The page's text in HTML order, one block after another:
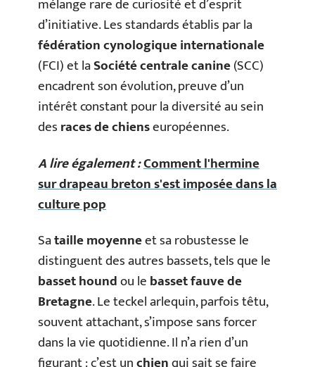
mélange rare de curiosité et d’esprit
d’initiative. Les standards établis par la
fédération cynologique internationale
(FCI) et laSociété centrale canine(SCC)
encadrent son évolution, preuve d’un
intérêt constant pour la diversité au sein
desraces de chienseuropéennes.
A lire également :Comment l'hermine
sur drapeau breton s'est imposée dans la
culture pop
Sataille moyenneet sa robustesse le
distinguent des autres bassets, tels que le
basset houndou lebasset fauve de
Bretagne. Le teckel arlequin, parfois têtu,
souvent attachant, s’impose sans forcer
dans la vie quotidienne. Il n’a rien d’un